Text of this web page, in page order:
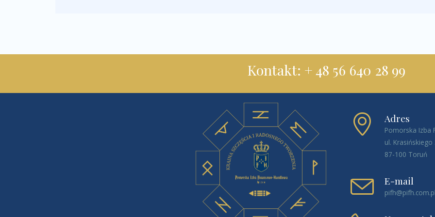
Kontakt: + 48 56 640 28 99
Adres
Pomorska Izba
ul. Krasińskiego
87-100 Toruń
E-mail
pifh@pifh.com.pl